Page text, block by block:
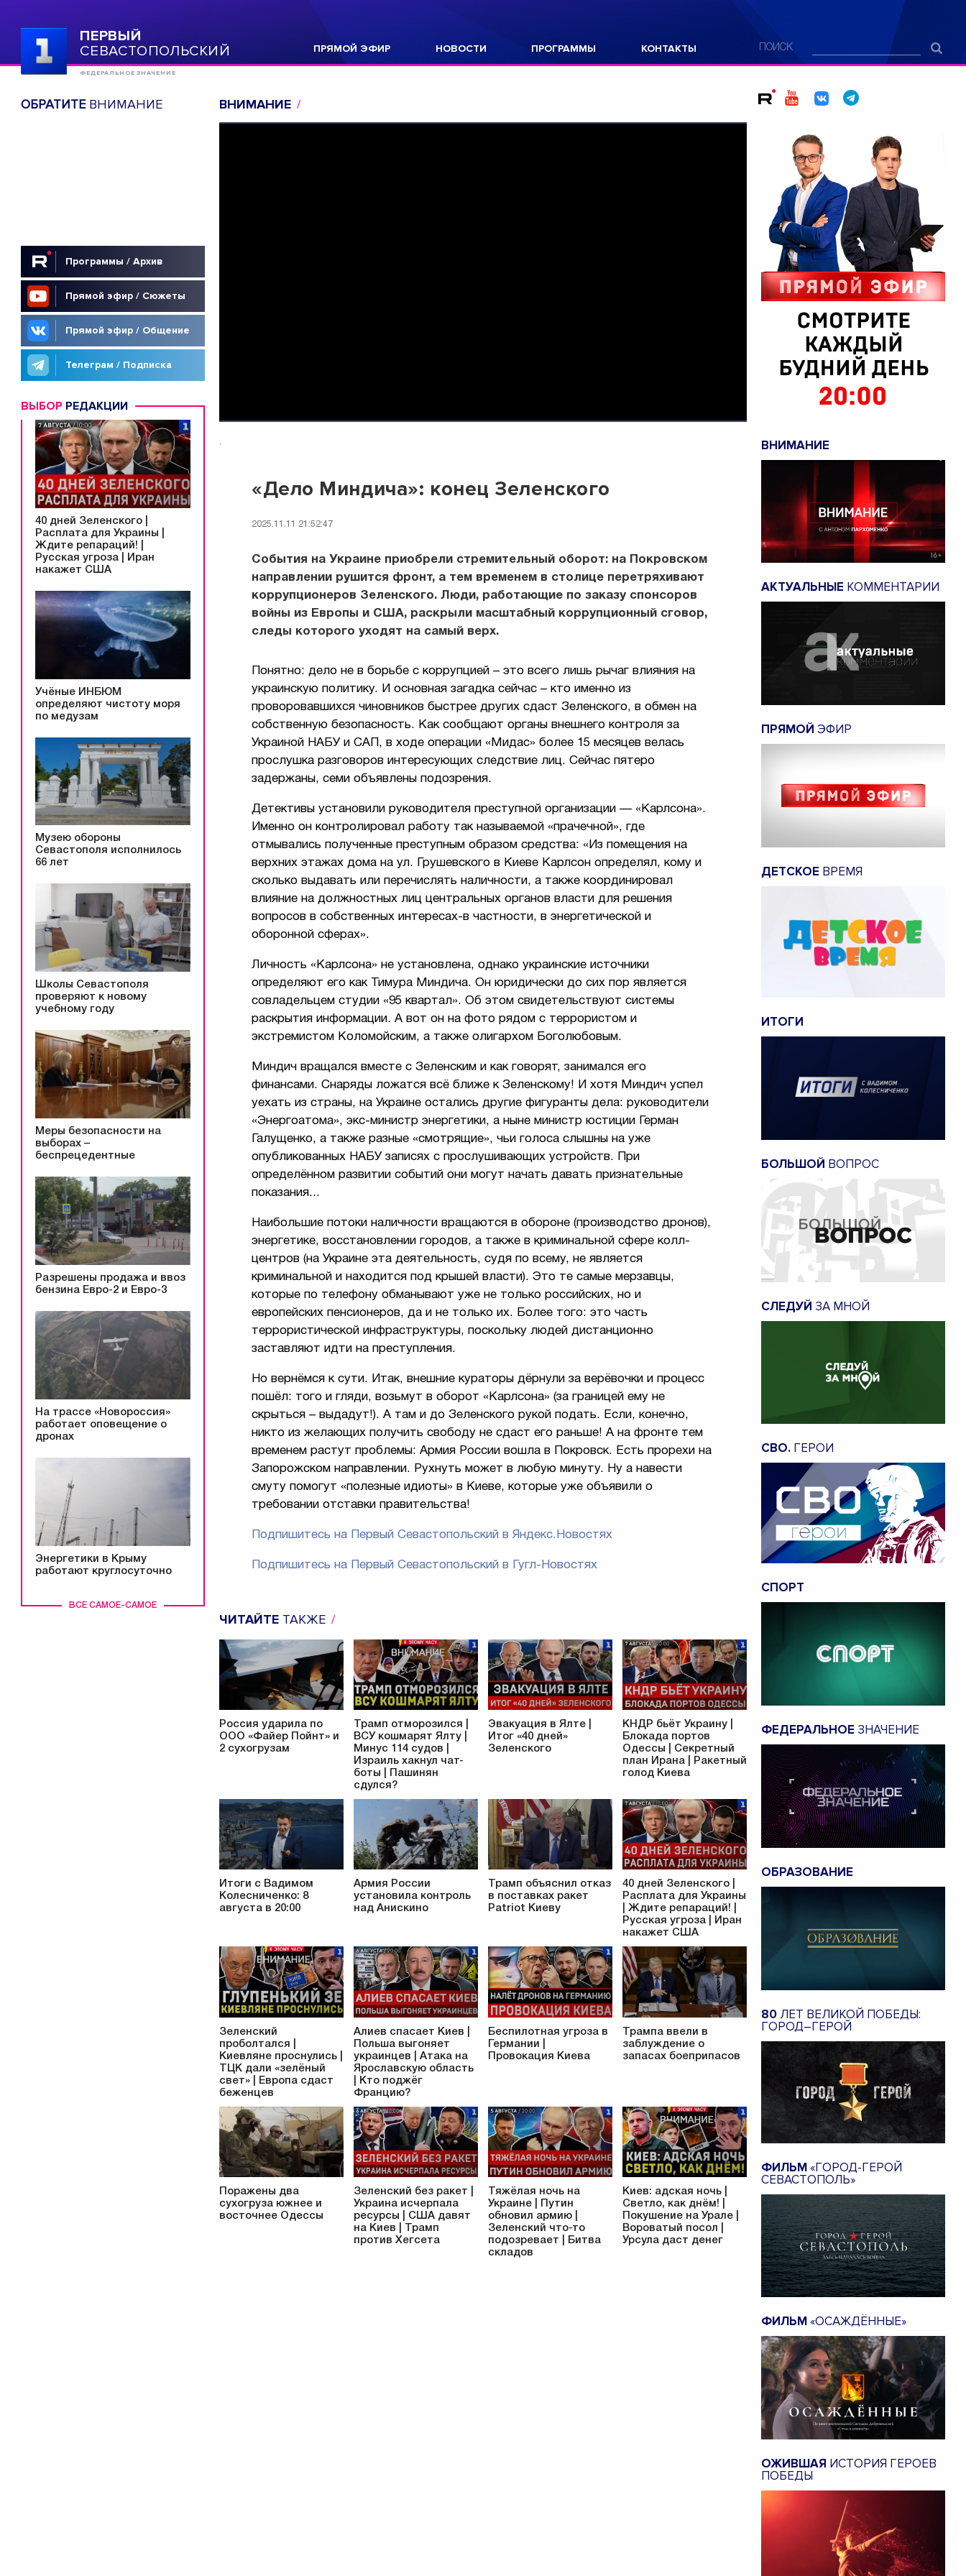
ПЕРВЫЙ
СЕВАСТОПОЛЬСКИЙ
ФЕДЕРАЛЬНОЕ ЗНАЧЕНИЕ
ПРЯМОЙ ЭФИР НОВОСТИ ПРОГРАММЫ КОНТАКТЫ ПОИСК
ОБРАТИТЕВНИМАНИЕ
Программы / Архив
Прямой эфир / Сюжеты
Прямой эфир / Общение
Телеграм / Подписка
ВЫБОР РЕДАКЦИИ
ВСЕ САМОЕ-САМОЕ
40 дней Зеленского |
Расплата для Украины |
Ждите репараций! |
Русская угроза | Иран
накажет США
Учёные ИНБЮМ
определяют чистоту моря
по медузам
Музею обороны
Севастополя исполнилось
66 лет
Школы Севастополя
проверяют к новому
учебному году
Меры безопасности на
выборах –
беспрецедентные
Разрешены продажа и ввоз
бензина Евро-2 и Евро-3
На трассе «Новороссия»
работает оповещение о
дронах
Энергетики в Крыму
работают круглосуточно
ВНИМАНИЕ
.
«Дело Миндича»: конец Зеленского
2025.11.11 21:52:47
События на Украине приобрели стремительный оборот: на Покровском
направлении рушится фронт, а тем временем в столице перетряхивают
коррупционеров Зеленского. Люди, работающие по заказу спонсоров
войны из Европы и США, раскрыли масштабный коррупционный сговор,
следы которого уходят на самый верх.
Понятно: дело не в борьбе с коррупцией – это всего лишь рычаг влияния на
украинскую политику. И основная загадка сейчас – кто именно из
проворовавшихся чиновников быстрее других сдаст Зеленского, в обмен на
собственную безопасность. Как сообщают органы внешнего контроля за
Украиной НАБУ и САП, в ходе операции «Мидас» более 15 месяцев велась
прослушка разговоров интересующих следствие лиц. Сейчас пятеро
задержаны, семи объявлены подозрения.
Детективы установили руководителя преступной организации — «Карлсона».
Именно он контролировал работу так называемой «прачечной», где
отмывались полученные преступным образом средства: «Из помещения на
верхних этажах дома на ул. Грушевского в Киеве Карлсон определял, кому и
сколько выдавать или перечислять наличности, а также координировал
влияние на должностных лиц центральных органов власти для решения
вопросов в собственных интересах-в частности, в энергетической и
оборонной сферах».
Личность «Карлсона» не установлена, однако украинские источники
определяют его как Тимура Миндича. Он юридически до сих пор является
совладельцем студии «95 квартал». Об этом свидетельствуют системы
раскрытия информации. А вот он на фото рядом с террористом и
экстремистом Коломойским, а также олигархом Боголюбовым.
Миндич вращался вместе с Зеленским и как говорят, занимался его
финансами. Снаряды ложатся всё ближе к Зеленскому! И хотя Миндич успел
уехать из страны, на Украине остались другие фигуранты дела: руководители
«Энергоатома», экс-министр энергетики, а ныне министр юстиции Герман
Галущенко, а также разные «смотрящие», чьи голоса слышны на уже
опубликованных НАБУ записях с прослушивающих устройств. При
определённом развитии событий они могут начать давать признательные
показания...
Наибольшие потоки наличности вращаются в обороне (производство дронов),
энергетике, восстановлении городов, а также в криминальной сфере колл-
центров (на Украине эта деятельность, судя по всему, не является
криминальной и находится под крышей власти). Это те самые мерзавцы,
которые по телефону обманывают уже не только российских, но и
европейских пенсионеров, да и не только их. Более того: это часть
террористической инфраструктуры, поскольку людей дистанционно
заставляют идти на преступления.
Но вернёмся к сути. Итак, внешние кураторы дёрнули за верёвочки и процесс
пошёл: того и гляди, возьмут в оборот «Карлсона» (за границей ему не
скрыться – выдадут!). А там и до Зеленского рукой подать. Если, конечно,
никто из желающих получить свободу не сдаст его раньше! А на фронте тем
временем растут проблемы: Армия России вошла в Покровск. Есть прорехи на
Запорожском направлении. Рухнуть может в любую минуту. Ну а навести
смуту помогут «полезные идиоты» в Киеве, которые уже объявили о
требовании отставки правительства!
Подпишитесь на Первый Севастопольский в Яндекс.Новостях
Подпишитесь на Первый Севастопольский в Гугл-Новостях
ЧИТАЙТЕ ТАКЖЕ
Россия ударила по
ООО «Файер Пойнт» и
2 сухогрузам
Трамп отморозился |
ВСУ кошмарят Ялту |
Минус 114 судов |
Израиль хакнул чат-
боты | Пашинян
сдулся?
Эвакуация в Ялте |
Итог «40 дней»
Зеленского
КНДР бьёт Украину |
Блокада портов
Одессы | Секретный
план Ирана | Ракетный
голод Киева
Итоги с Вадимом
Колесниченко: 8
августа в 20:00
Армия России
установила контроль
над Анискино
Трамп объяснил отказ
в поставках ракет
Patriot Киеву
40 дней Зеленского |
Расплата для Украины
| Ждите репараций! |
Русская угроза | Иран
накажет США
Зеленский
проболтался |
Киевляне проснулись |
ТЦК дали «зелёный
свет» | Европа сдаст
беженцев
Алиев спасает Киев |
Польша выгоняет
украинцев | Атака на
Ярославскую область
| Кто поджёг
Францию?
Беспилотная угроза в
Германии |
Провокация Киева
Трампа ввели в
заблуждение о
запасах боеприпасов
Поражены два
сухогруза южнее и
восточнее Одессы
Зеленский без ракет |
Украина исчерпала
ресурсы | США давят
на Киев | Трамп
против Хегсета
Тяжёлая ночь на
Украине | Путин
обновил армию |
Зеленский что-то
подозревает | Битва
складов
Киев: адская ночь |
Светло, как днём! |
Покушение на Урале |
Вороватый посол |
Урсула даст денег
ВНИМАНИЕ
АКТУАЛЬНЫЕ КОММЕНТАРИИ
ПРЯМОЙ ЭФИР
ДЕТСКОЕ ВРЕМЯ
ИТОГИ
БОЛЬШОЙ ВОПРОС
СЛЕДУЙ ЗА МНОЙ
СВО. ГЕРОИ
СПОРТ
ФЕДЕРАЛЬНОЕ ЗНАЧЕНИЕ
ОБРАЗОВАНИЕ
80 ЛЕТ ВЕЛИКОЙ ПОБЕДЫ:
ГОРОД–ГЕРОЙ
ФИЛЬМ«ГОРОД-ГЕРОЙ
СЕВАСТОПОЛЬ»
ФИЛЬМ«ОСАЖДЁННЫЕ»
ОЖИВШАЯ ИСТОРИЯ ГЕРОЕВ
ПОБЕДЫ